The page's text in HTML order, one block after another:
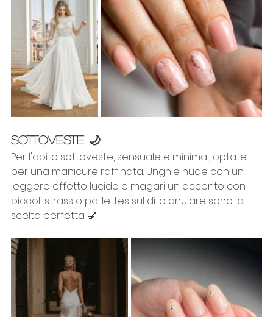
SOTTOVESTE 🌙
Per l'abito sottoveste, sensuale e minimal, optate
per una manicure raffinata. Unghie nude con un
leggero effetto lucido e magari un accento con
piccoli strass o paillettes sul dito anulare sono la
scelta perfetta. 💅